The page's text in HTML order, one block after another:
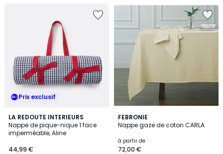
Prix exclusif
LA REDOUTE INTERIEURS
Nappe de pique-nique 1 face
imperméable, Aline
44,99 €
3,8
/ 5
FEBRONIE
Nappe gaze de coton CARLA
à partir de
72,00 €
7
Couleurs